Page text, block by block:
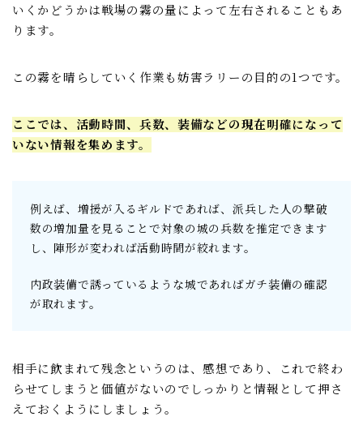
いくかどうかは戦場の霧の量によって左右されることもあ
ります。
この霧を晴らしていく作業も妨害ラリーの目的の1つです。
ここでは、活動時間、兵数、装備などの現在明確になって
いない情報を集めます。
例えば、増援が入るギルドであれば、派兵した人の撃破
数の増加量を見ることで対象の城の兵数を推定できます
し、陣形が変われば活動時間が絞れます。
内政装備で誘っているような城であればガチ装備の確認
が取れます。
相手に飲まれて残念というのは、感想であり、これで終わ
らせてしまうと価値がないのでしっかりと情報として押さ
えておくようにしましょう。